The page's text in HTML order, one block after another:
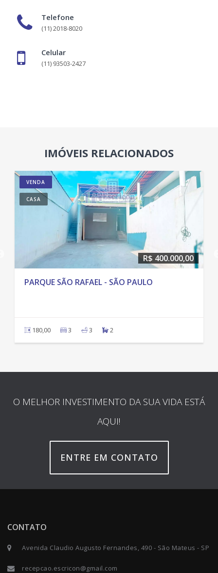
Telefone
(11) 2018-8020
Celular
(11) 93503-2427
IMÓVEIS RELACIONADOS
VENDA
CASA
R$ 400.000,00
PARQUE SÃO RAFAEL - SÃO PAULO
180,00 3 3 2
O MELHOR INVESTIMENTO DA SUA VIDA ESTÁ
AQUI!
ENTRE EM CONTATO
CONTATO
Avenida Claudio Augusto Fernandes, 490 - São Mateus - SP
recepcao.escricon@gmail.com